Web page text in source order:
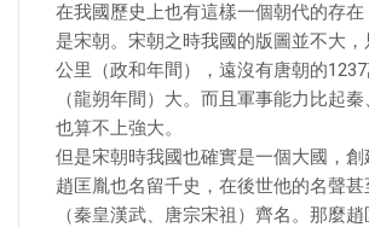
在我國歷史上也有這樣一個朝代的存
是宋朝。宋朝之時我國的版圖並不大
公里（政和年間），遠沒有唐朝的
（龍朔年間）大。而且軍事能力比起
也算不上強大。
但是宋朝時我國也確實是一個大國，
趙匡胤也名留千史，在後世他的名聲甚
（秦皇漢武、唐宗宋祖）齊名。那麼